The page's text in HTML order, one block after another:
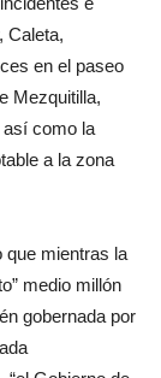
Caleta,
en el paseo
Mezquitilla,
así como la
a la zona
que mientras la
medio millón
gobernada por